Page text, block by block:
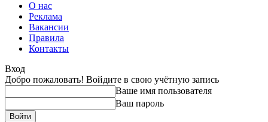
О нас
Реклама
Вакансии
Правила
Контакты
Вход
Добро пожаловать! Войдите в свою учётную запись
Ваше имя пользователя
Ваш пароль